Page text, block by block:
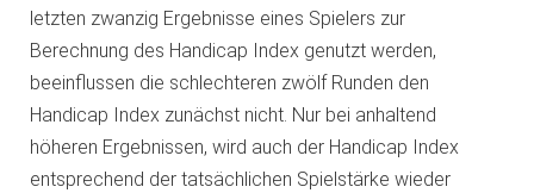
letzten zwanzig Ergebnisse eines Spielers zur
Berechnung des Handicap Index genutzt werden,
beeinflussen die schlechteren zwölf Runden den
Handicap Index zunächst nicht. Nur bei anhaltend
höheren Ergebnissen, wird auch der Handicap Index
entsprechend der tatsächlichen Spielstärke wieder